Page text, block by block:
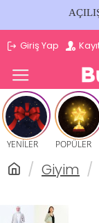
Giriş Yap
YENİLER POPÜLER
Giyim